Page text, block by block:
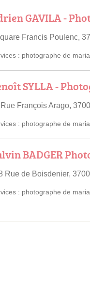
GAVILA -
Francis Poulenc,
: photographe de
SYLLA -
François Arago,
: photographe de
BADGER
Rue de Boisdenier,
: photographe de